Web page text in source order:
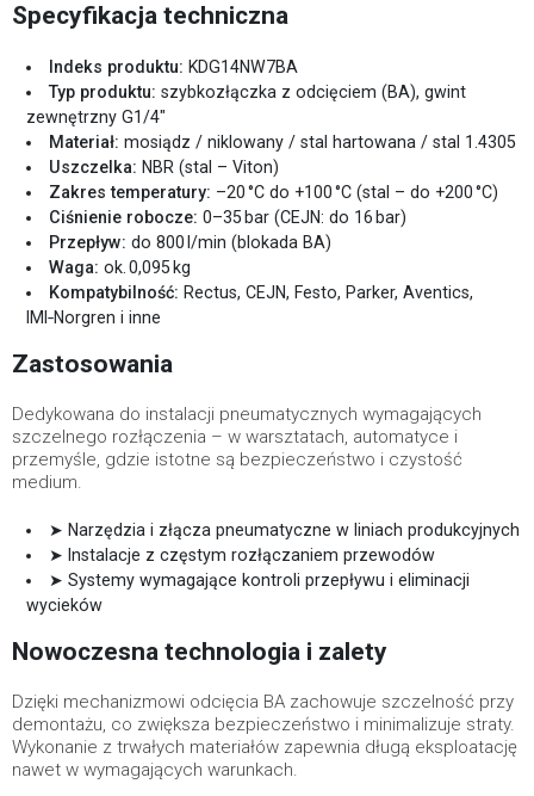
Specyfikacja techniczna
Indeks produktu: KDG14NW7BA
Typ produktu: szybkozłączka z odcięciem (BA), gwint
zewnętrzny G1/4″
Materiał: mosiądz / niklowany / stal hartowana / stal 1.4305
Uszczelka: NBR (stal – Viton)
Zakres temperatury: –20 °C do +100 °C (stal – do +200 °C)
Ciśnienie robocze: 0–35 bar (CEJN: do 16 bar)
Przepływ: do 800 l/min (blokada BA)
Waga: ok. 0,095 kg
Kompatybilność: Rectus, CEJN, Festo, Parker, Aventics,
IMI‑Norgren i inne
Zastosowania
Dedykowana do instalacji pneumatycznych wymagających
szczelnego rozłączenia – w warsztatach, automatyce i
przemyśle, gdzie istotne są bezpieczeństwo i czystość
medium.
➤ Narzędzia i złącza pneumatyczne w liniach produkcyjnych
➤ Instalacje z częstym rozłączaniem przewodów
➤ Systemy wymagające kontroli przepływu i eliminacji
wycieków
Nowoczesna technologia i zalety
Dzięki mechanizmowi odcięcia BA zachowuje szczelność przy
demontażu, co zwiększa bezpieczeństwo i minimalizuje straty.
Wykonanie z trwałych materiałów zapewnia długą eksploatację
nawet w wymagających warunkach.